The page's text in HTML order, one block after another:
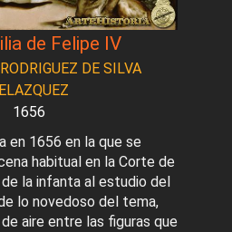
de Felipe IV
DE SILVA
1656
en 1656 en la que se
habitual en la Corte de
la infanta al estudio del
lo novedoso del tema,
aire entre las figuras que